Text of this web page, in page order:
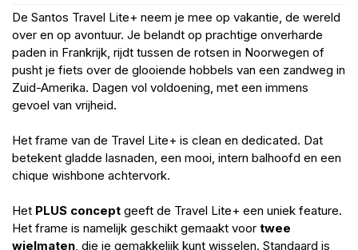
De Santos Travel Lite+ neem je mee op vakantie, de wereld
over en op avontuur. Je belandt op prachtige onverharde
paden in Frankrijk, rijdt tussen de rotsen in Noorwegen of
pusht je fiets over de glooiende hobbels van een zandweg in
Zuid-Amerika. Dagen vol voldoening, met een immens
gevoel van vrijheid.
Het frame van de Travel Lite+ is clean en dedicated. Dat
betekent gladde lasnaden, een mooi, intern balhoofd en een
chique wishbone achtervork.
Het PLUS concept geeft de Travel Lite+ een uniek feature.
Het frame is namelijk geschikt gemaakt voor twee
wielmaten, die je gemakkelijk kunt wisselen. Standaard is